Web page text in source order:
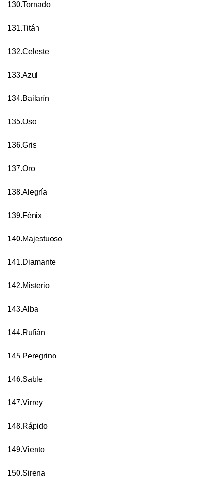
130.Tornado
131.Titán
132.Celeste
133.Azul
134.Bailarín
135.Oso
136.Gris
137.Oro
138.Alegría
139.Fénix
140.Majestuoso
141.Diamante
142.Misterio
143.Alba
144.Rufián
145.Peregrino
146.Sable
147.Virrey
148.Rápido
149.Viento
150.Sirena